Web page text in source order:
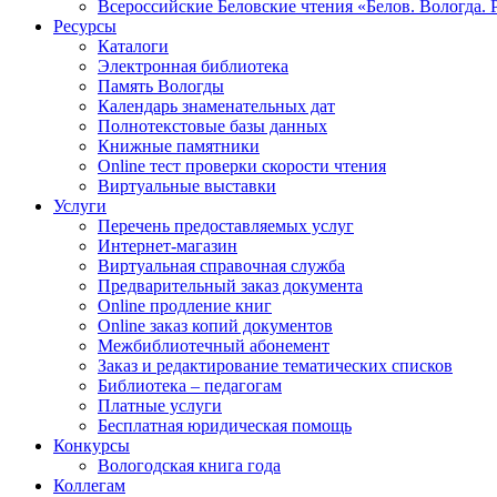
Всероссийские Беловские чтения «Белов. Вологда.
Ресурсы
Каталоги
Электронная библиотека
Память Вологды
Календарь знаменательных дат
Полнотекстовые базы данных
Книжные памятники
Online тест проверки скорости чтения
Виртуальные выставки
Услуги
Перечень предоставляемых услуг
Интернет-магазин
Виртуальная справочная служба
Предварительный заказ документа
Online продление книг
Online заказ копий документов
Межбиблиотечный абонемент
Заказ и редактирование тематических списков
Библиотека – педагогам
Платные услуги
Бесплатная юридическая помощь
Конкурсы
Вологодская книга года
Коллегам